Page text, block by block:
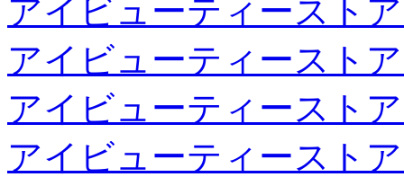
アイビューティースト
アイビューティースト
アイビューティースト
アイビューティースト